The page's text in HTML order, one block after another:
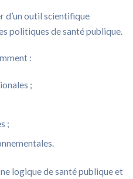
d’un outil scientifique
politiques de santé publique.
:
;
;
logique de santé publique et